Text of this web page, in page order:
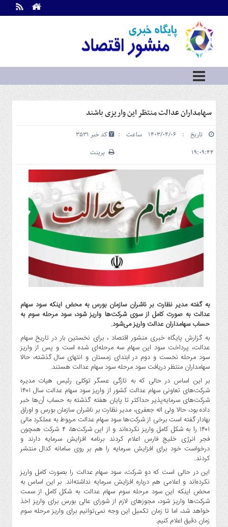
اطلاعات
تماس
ما
درباره
ما
سرویس
ها
بازار
سرمایه
و
بورس
و
شهری
گاز
و
پتروشیمی
صنعت
و
خودرو
استارت
آپ
و
فن
آوری
بانک
،
بیمه
و
ارز
دیجیتال
کشاورزی
و
صنایع
غذایی
سیاسی
و
بین
الملل
سهامداران عدالت منتظر این واریزی باشند
تاریخ : ۱۴۰۳/۰۴/۰۶ ساعت :
۱۹:۰۹:۴۴
کد خبر 3531
پرینت
به گفته مدیر نظارت بر ناشران سازمان بورس به محض اینکه سود سهام
عدالت به صورت کامل از سوی شرکت‌ها واریز شود، سود مرحله سوم به
حساب سهامداران عدالت واریز می‌شود.
به گزارش پایگاه خبری منشور اقتصاد ، برای نخستین بار در تاریخ سهام
عدالت، پرداخت سود این سهام سه مرحله‌ای شده است و پس از واریز
سود مرحله نخست و دوم در ابتدای زمستان و انتهای سال گذشته، حالا
سهامداران منتظر دریافت سود مرحله سود سهام عدالت هستند.
بر این اساس در حالی که به تازگی عسگر توکلی رئیس هیات مدیره
شرکت‌های تعاونی سهام عدالت کشور از واریز سود سهام عدالت سال ۱۴۰۱
شرکت‌های سرمایه‌پذیر حداکثر تا پایان هفته گذشته به حساب آن‌ها خبر
داده بود، حالا ولی اله جعفری، مدیر نظارت بر ناشران سازمان بورس و اوراق
بهادار گفته است برخی از شرکت‌ها سود سهام عدالت مربوط به عملکرد مالی
۱۴۰۱ را به شکل کامل واریز نکرده‌اند و از این شرکت‌ها، ۴ شرکت همچون
فجر انرژی خلیج فارس اعلام کردند برنامه افزایش سرمایه دارند و
درخواست خود برای افزایش سرمایه را هم بر روی سامانه کدال منتشر
کردند.
این در حالی است که دو شرکت، سود سهام عدالت را بصورت کامل واریز
نکرده‌اند و اعلامی هم درباره افزایش سرمایه نداشته‌اند. بر این اساس به
محض اینکه این سود مرحله سوم سهام عدالت به شکل کامل از سمت
شرکت‌ها واریز شود، مجوزهای لازم از شورای عالی بورس برای واریز اخذ
خواهد شد، اما تا زمان تکمیل این وجه نمی‌توانیم برای واریز مرحله سوم
زمان دقیق اعلام کنیم.